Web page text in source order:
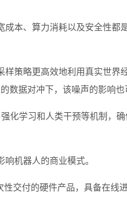
成本、算力消耗以及安全性都
策略更高效地利用真实世界
数据对冲下，该噪声的影响也
化学习和人类干预等机制，
机器人的商业模式。
交付的硬件产品，具备在线